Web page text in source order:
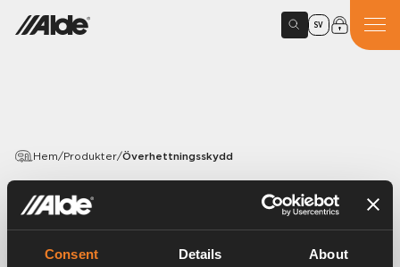
Consent Details About
SV
Hem/Produkter/Överhettningsskydd
PRODUKTER
Överhettningsskydd